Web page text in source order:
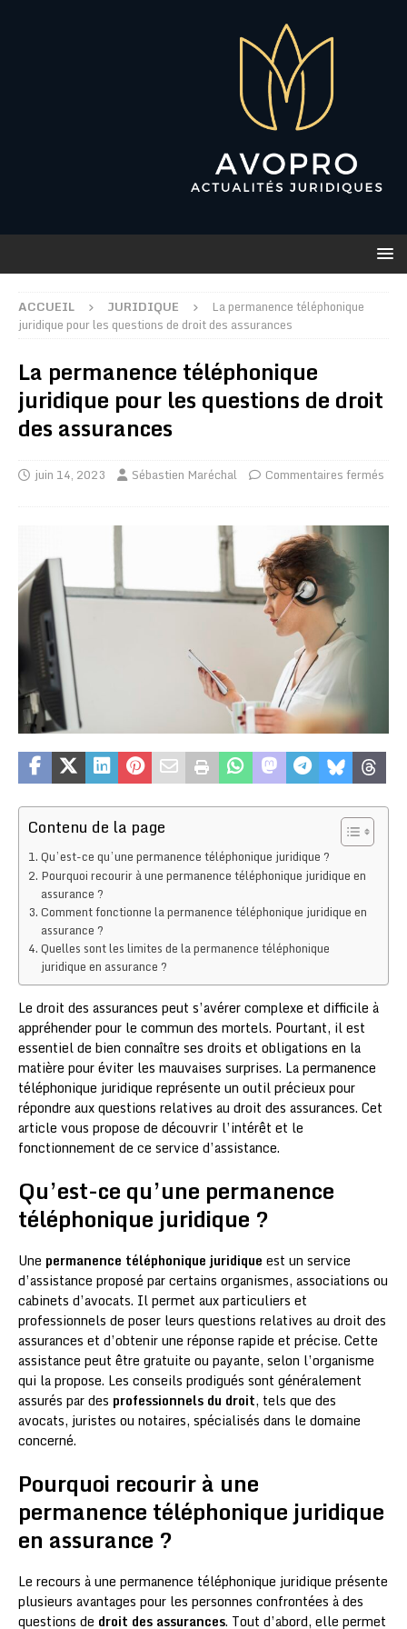
ACCUEIL JURIDIQUE
La permanence téléphonique
juridique pour les questions de droit des assurances
La permanence téléphonique
juridique pour les questions de droit
des assurances
juin 14, 2023 Sébastien Maréchal Commentaires fermés
Contenu de la page
Qu’est-ce qu’une permanence téléphonique juridique ?
Pourquoi recourir à une permanence téléphonique juridique en
assurance ?
Comment fonctionne la permanence téléphonique juridique en
assurance ?
Quelles sont les limites de la permanence téléphonique
juridique en assurance ?
Le droit des assurances peut s’avérer complexe et difficile à
appréhender pour le commun des mortels. Pourtant, il est
essentiel de bien connaître ses droits et obligations en la
matière pour éviter les mauvaises surprises. La permanence
téléphonique juridique représente un outil précieux pour
répondre aux questions relatives au droit des assurances. Cet
article vous propose de découvrir l’intérêt et le
fonctionnement de ce service d’assistance.
Qu’est-ce qu’une permanence
téléphonique juridique ?
Une permanence téléphonique juridique est un service
d’assistance proposé par certains organismes, associations ou
cabinets d’avocats. Il permet aux particuliers et
professionnels de poser leurs questions relatives au droit des
assurances et d’obtenir une réponse rapide et précise. Cette
assistance peut être gratuite ou payante, selon l’organisme
qui la propose. Les conseils prodigués sont généralement
assurés par des professionnels du droit, tels que des
avocats, juristes ou notaires, spécialisés dans le domaine
concerné.
Pourquoi recourir à une
permanence téléphonique juridique
en assurance ?
Le recours à une permanence téléphonique juridique présente
plusieurs avantages pour les personnes confrontées à des
questions de droit des assurances. Tout d’abord, elle permet